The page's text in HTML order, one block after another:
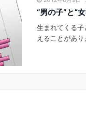
“男の子”と“
生まれてくる
えることがあり